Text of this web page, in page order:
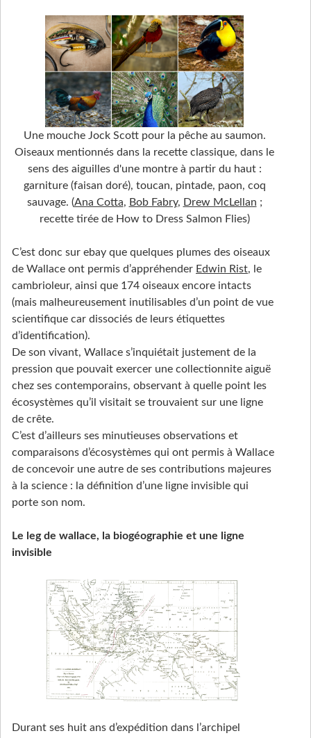
Une mouche Jock Scott pour la pêche au saumon.
Oiseaux mentionnés dans la recette classique, dans le
sens des aiguilles d'une montre à partir du haut :
garniture (faisan doré), toucan, pintade, paon, coq
sauvage. (Ana Cotta, Bob Fabry, Drew McLellan ;
recette tirée de How to Dress Salmon Flies)
C’est donc sur ebay que quelques plumes des oiseaux
de Wallace ont permis d’appréhender Edwin Rist, le
cambrioleur, ainsi que 174 oiseaux encore intacts
(mais malheureusement inutilisables d’un point de vue
scientifique car dissociés de leurs étiquettes
d’identification).
De son vivant, Wallace s’inquiétait justement de la
pression que pouvait exercer une collectionnite aiguë
chez ses contemporains, observant à quelle point les
écosystèmes qu’il visitait se trouvaient sur une ligne
de crête.
C’est d’ailleurs ses minutieuses observations et
comparaisons d’écosystèmes qui ont permis à Wallace
de concevoir une autre de ses contributions majeures
à la science : la définition d’une ligne invisible qui
porte son nom.
Le leg de wallace, la biogéographie et une ligne
invisible
Durant ses huit ans d’expédition dans l’archipel